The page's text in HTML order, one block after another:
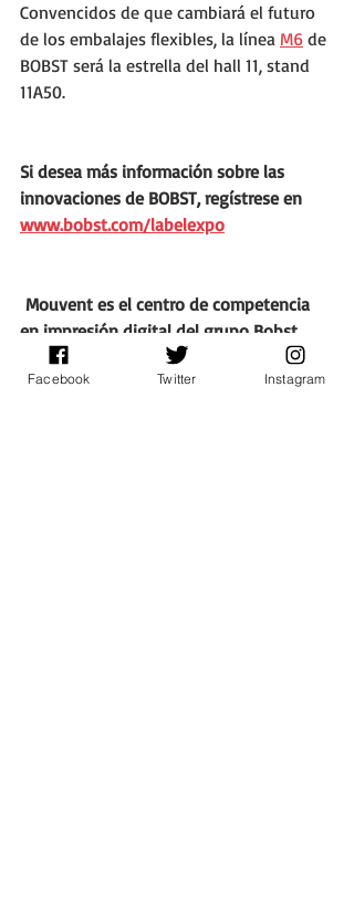
Convencidos de que cambiará el futuro
de los embalajes flexibles, la línea M6 de
BOBST será la estrella del hall 11, stand
11A50.
Si desea más información sobre las
innovaciones de BOBST, regístrese en
www.bobst.com/labelexpo
Mouvent es el centro de competencia
en impresión digital del grupo Bobst
Facebook Twitter Instagram